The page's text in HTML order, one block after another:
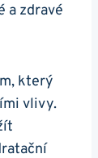
a zdravé
který
vlivy.